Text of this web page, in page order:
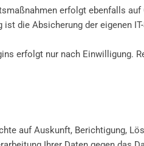
erfolgt ebenfalls
ist die Absicherung der eigenen
erfolgt nur nach Einwilligung.
auf Auskunft, Berichtigung,